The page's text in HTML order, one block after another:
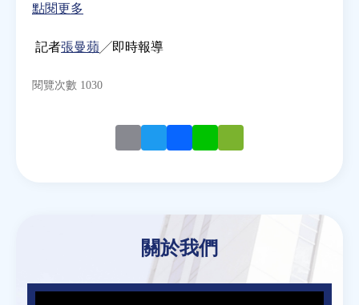
點閱更多
記者張曼蘋 ╱即時報導
閱覽次數 1030
關於我們